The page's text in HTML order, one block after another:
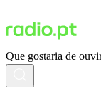
Que gostaria de